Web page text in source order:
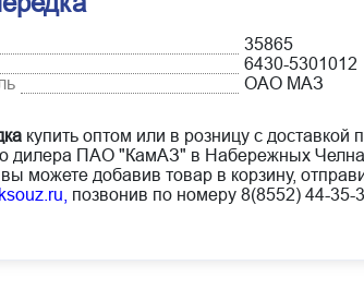
35865
6430-5301012
ОАО МАЗ
купить оптом или в розницу с доставкой
дилера ПАО "КамАЗ" в Набережных
можете добавив товар в корзину,
позвонив по номеру 8(8552) 44-35-